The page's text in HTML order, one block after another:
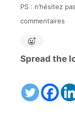
PS : n’hésitez
commentaires
Spread the